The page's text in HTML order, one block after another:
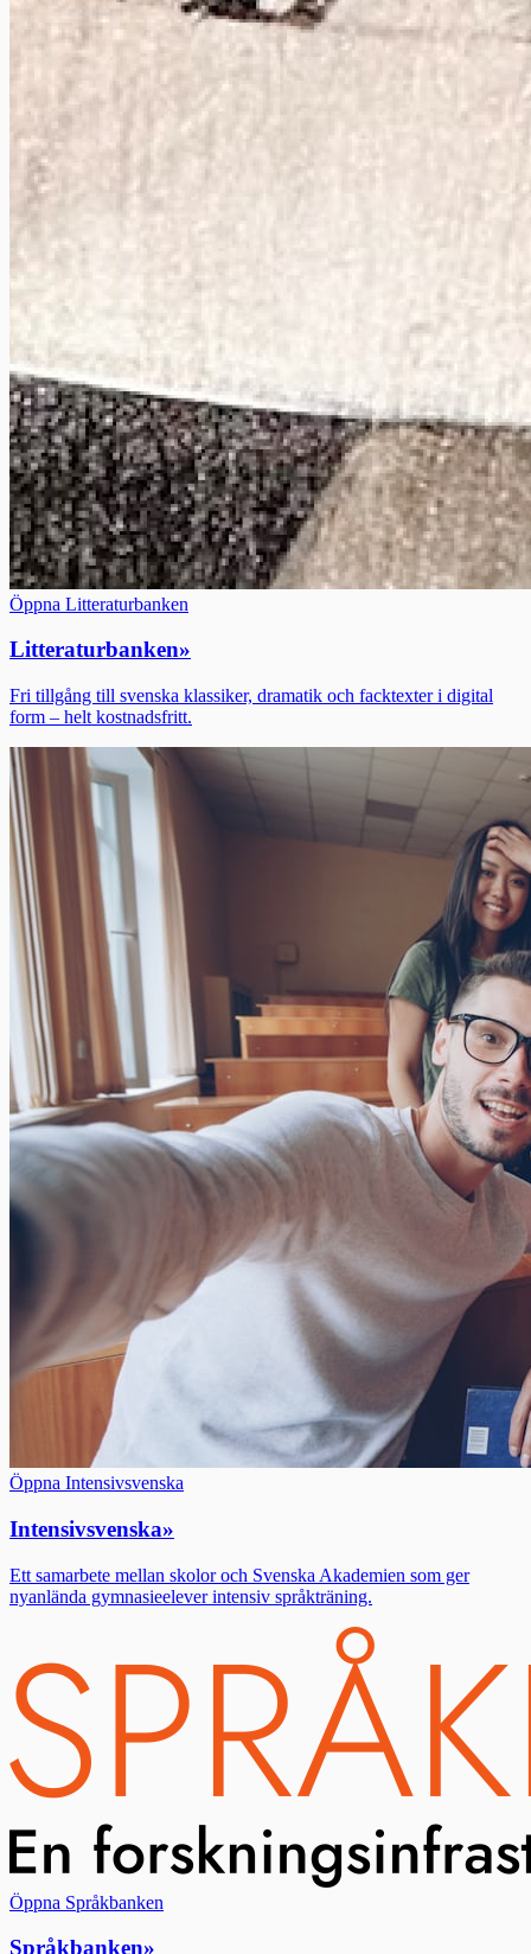
Öppna Litteraturbanken
Litteraturbanken»
Fri tillgång till svenska klassiker, dramatik och facktexter i digital
form – helt kostnadsfritt.
Öppna Intensivsvenska
Intensivsvenska»
Ett samarbete mellan skolor och Svenska Akademien som ger
nyanlända gymnasieelever intensiv språkträning.
Öppna Språkbanken
Språkbanken»